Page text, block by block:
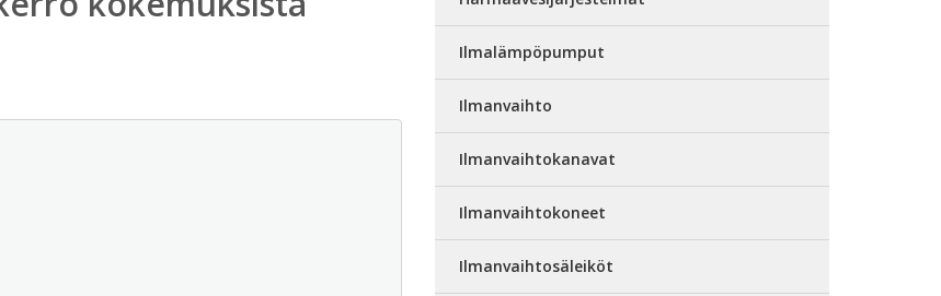
Ilmalämpöpumput
Ilmanvaihto
Ilmanvaihtokanavat
Ilmanvaihtokoneet
Ilmanvaihtosäleiköt